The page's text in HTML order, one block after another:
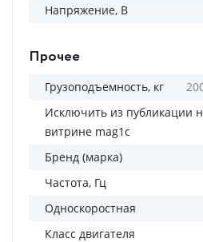
Напряжение, В
Прочее
Грузоподъемность, кг
Исключить из публикации
витрине mag1c
Бренд (марка)
Частота, Гц
Односкоростная
Класс двигателя